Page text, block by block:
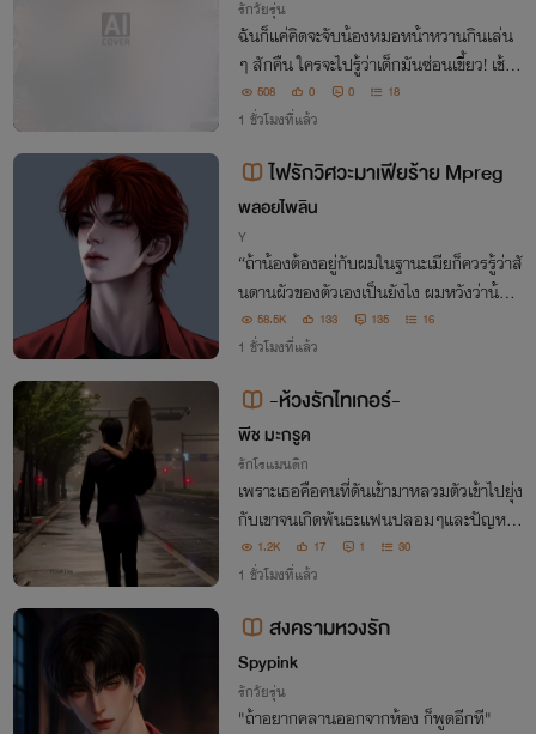
รักวัยรุ่น
ฉันก็แค่คิดจะจับน้องหมอหน้าหวานกินเล่น
ๆ สักคืน ใครจะไปรู้ว่าเด็กมันซ่อนเขี้ยว! เช้าม
าคนที่ขาอ่อนกลับเป็นฉัน แถมยังตามมาทว
งให้รับผิดชอบถึงหน้าคณะอีกต่างหาก!
508 0 0 18
1 ชั่วโมงที่แล้ว
ไฟรักวิศวะมาเฟียร้าย Mpreg
พลอยไพลิน
Y
“ถ้าน้องต้องอยู่กับผมในฐานะเมียก็ควรรู้ว่าสั
นดานผัวของตัวเองเป็นยังไง ผมหวังว่าน้องเ
ตชินของคุณแม่จะไม่หอบเสื้อผ้าหนีตั้งแต่คืน
แรกที่เข้าหอหรอกนะ ไม่อย่างนั้นคงน่าเสียด
58.5K 133 135 16
1 ชั่วโมงที่แล้ว
-ห้วงรักไทเกอร์-
พีช มะกรูด
รักโรแมนติก
เพราะเธอคือคนที่ดันเข้ามาหลวมตัวเข้าไปยุ่ง
กับเขาจนเกิดพันธะแฟนปลอมๆและปัญหาที่
เกิดขึ้นจนต่างคนต่างปากแข็งและไม่รู้ตัวว่าดั
นชอบกันขึ้นมาจนได้
1.2K 17 1 30
1 ชั่วโมงที่แล้ว
สงครามหวงรัก
Spypink
รักวัยรุ่น
"ถ้าอยากคลานออกจากห้อง ก็พูดอีกที"